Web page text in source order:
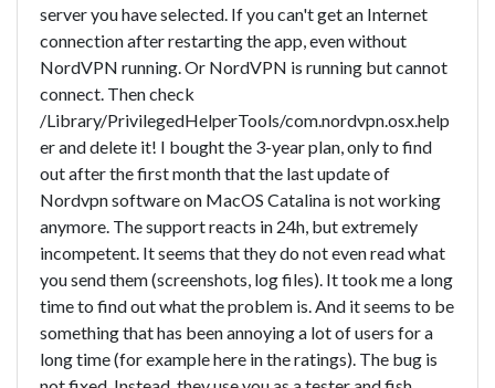
server you have selected. If you can't get an Internet
connection after restarting the app, even without
NordVPN running. Or NordVPN is running but cannot
connect. Then check
/Library/PrivilegedHelperTools/com.nordvpn.osx.help
er and delete it! I bought the 3-year plan, only to find
out after the first month that the last update of
Nordvpn software on MacOS Catalina is not working
anymore. The support reacts in 24h, but extremely
incompetent. It seems that they do not even read what
you send them (screenshots, log files). It took me a long
time to find out what the problem is. And it seems to be
something that has been annoying a lot of users for a
long time (for example here in the ratings). The bug is